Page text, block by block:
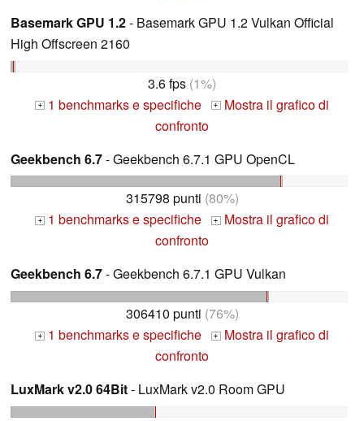
Basemark GPU 1.2- Basemark GPU 1.2 Vulkan Official
High Offscreen 2160
3.6 fps (1%)
+ 1 benchmarks e specifiche + Mostra il grafico di
confronto
Geekbench 6.7- Geekbench 6.7.1 GPU OpenCL
315798 punti (80%)
+ 1 benchmarks e specifiche + Mostra il grafico di
confronto
Geekbench 6.7- Geekbench 6.7.1 GPU Vulkan
306410 punti (76%)
+ 1 benchmarks e specifiche + Mostra il grafico di
confronto
LuxMark v2.0 64Bit- LuxMark v2.0 Room GPU